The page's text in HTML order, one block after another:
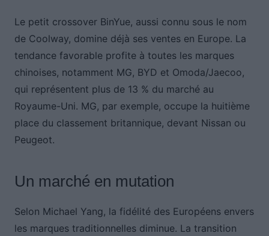
Le petit crossover BinYue, aussi connu sous le nom
de Coolway, domine déjà ses ventes en Europe. La
tendance favorable profite à toutes les marques
chinoises, notamment MG, BYD et Omoda/Jaecoo,
qui représentent plus de 13 % du marché au
Royaume-Uni. MG, par exemple, occupe la huitième
place du classement britannique, devant Nissan ou
Peugeot.
Un marché en mutation
Selon Michael Yang, la fidélité des Européens envers
les marques traditionnelles diminue. La transition